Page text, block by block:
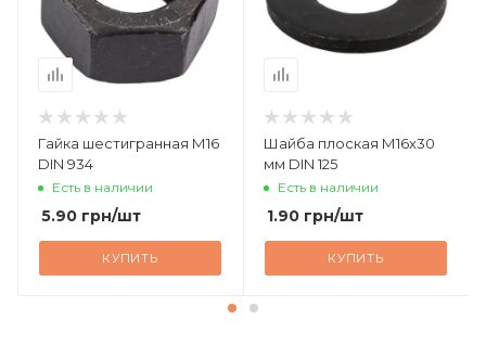
Гайка шестигранная М16
DIN 934
Есть в наличии
5.90 грн/шт
КУПИТЬ
Шайба плоская М16x30
мм DIN 125
Есть в наличии
1.90 грн/шт
КУПИТЬ